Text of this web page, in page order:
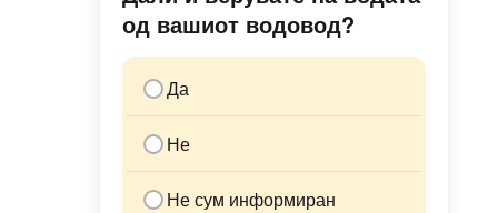
од вашиот водовод?
Да
Не
Не сум информиран